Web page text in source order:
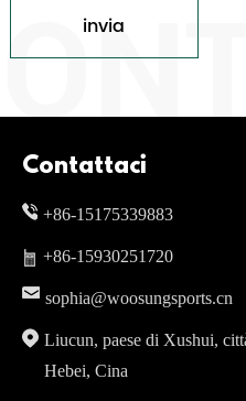
invia
Contattaci
+86-15175339883
+86-15930251720
sophia@woosungsports.cn
Liucun, paese di Xushui,
Hebei, Cina